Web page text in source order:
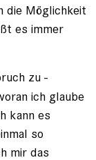
die Möglichkeit
es immer
zu
ich glaube
kann es
so
mir das